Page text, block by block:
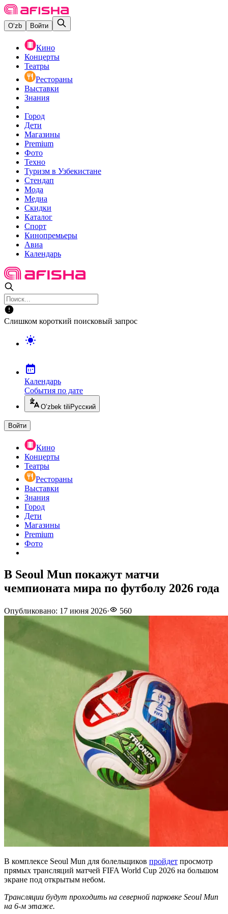
O‘zb Войти
Кино
Концерты
Театры
Рестораны
Выставки
Знания
Город
Дети
Магазины
Premium
Фото
Техно
Туризм в Узбекистане
Стендап
Мода
Медиа
Скидки
Каталог
Спорт
Кинопремьеры
Авиа
Календарь
Слишком короткий поисковый запрос
Календарь
События по дате
O’zbek tili Русский
Войти
Кино
Концерты
Театры
Рестораны
Выставки
Знания
Город
Дети
Магазины
Premium
Фото
В Seoul Mun покажут матчи
чемпионата мира по футболу 2026 года
Опубликовано: 17 июня 2026· 560
В комплексе Seoul Mun для болельщиков пройдет просмотр
прямых трансляций матчей FIFA World Cup 2026 на большом
экране под открытым небом.
Трансляции будут проходить на северной парковке Seoul Mun
на 6-м этаже.